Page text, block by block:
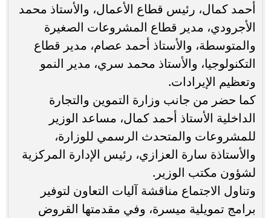
أحمد كمال، رئيس قطاع الأعمال، والأستاذ محمد
الأجرودي، مدير قطاع المشروعات الصغيرة
والمتوسطة، والأستاذ أحمد عصام، مدير قطاع
التكنولوجيا، والأستاذ محمد سري، مدير النمو
وتعظيم الإيرادات.
كما حضر من جانب وزارة التموين والتجارة
الداخلية الأستاذ أحمد كمال، مساعد الوزير
للمشروعات والمتحدث الرسمي للوزارة،
والأستاذة سارة العزازي، رئيس الإدارة المركزية
لشؤون مكتب الوزير.
وتناول الاجتماع مناقشة آليات التعاون لتوفير
برامج تمويلية ميسرة، وفي مقدمتها القروض